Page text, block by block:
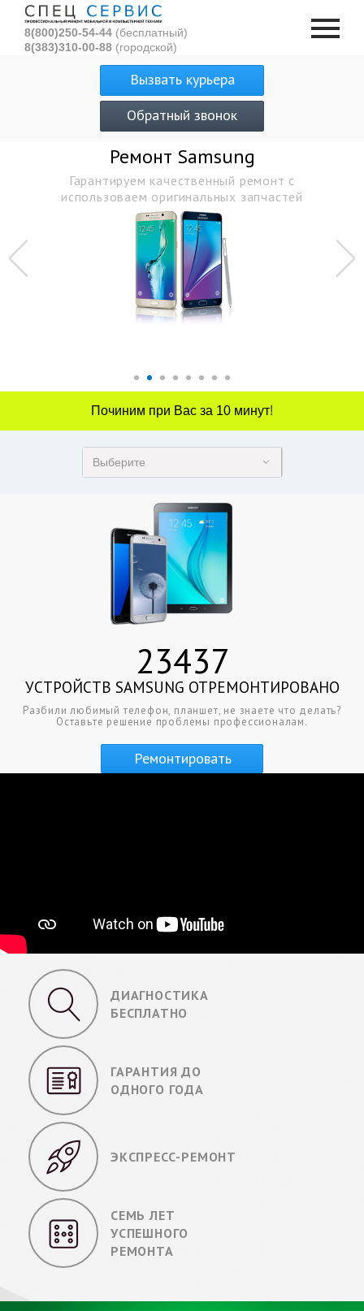
8(800)250-54-44 (бесплатный)
8(383)310-00-88 (городской)
Вызвать курьера
Обратный звонок
Ремонт видеокарт в
Профессиональный ремонт
в Новосибирске
Починим при Вас за 10 минут!
Выберите
23437
УСТРОЙСТВ SAMSUNG ОТРЕМОНТИРОВАНО
Разбили любимый телефон, планшет, не знаете что делать?
Оставьте решение проблемы профессионалам.
Ремонтировать
ДИАГНОСТИКА
БЕСПЛАТНО
ГАРАНТИЯ ДО
ОДНОГО ГОДА
ЭКСПРЕСС-РЕМОНТ
СЕМЬ ЛЕТ
УСПЕШНОГО
РЕМОНТА